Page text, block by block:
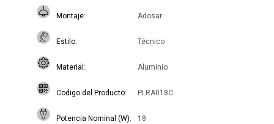
Montaje Adosar
Estilo Técnico
Material Aluminio
Codigo del Producto PLRA018C
Potencia Nominal (W) 18